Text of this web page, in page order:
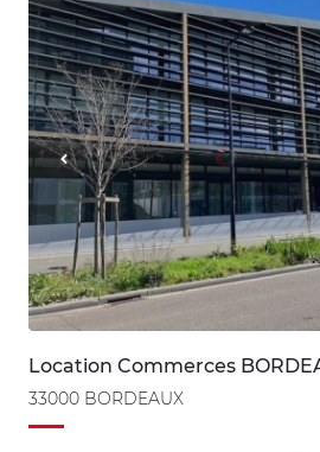
Location Commerces
33000 BORDEAUX